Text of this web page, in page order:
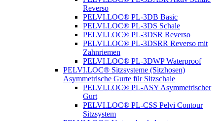
Reverso
PELVI.LOC® PL-3DB Basic
PELVI.LOC® PL-3DS Schale
PELVI.LOC® PL-3DSR Reverso
PELVI.LOC® PL-3DSRR Reverso mit
Zahnriemen
PELVI.LOC® PL-3DWP Waterproof
PELVI.LOC® Sitzsysteme (Sitzhosen)
Asymmetrische Gurte für Sitzschale
PELVI.LOC® PL-ASY Asymmetrischer
Gurt
PELVI.LOC® PL-CSS Pelvi Contour
Sitzsystem